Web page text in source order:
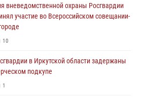
вневедомственной охраны Росгвардии
участие во Всероссийском совещании-
10
в Иркутской области задержаны
подкупе
1